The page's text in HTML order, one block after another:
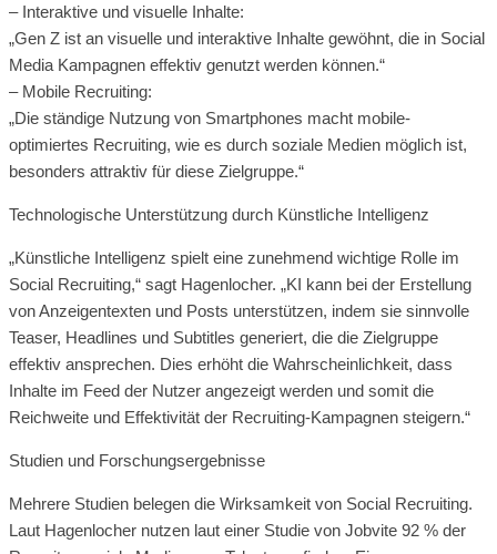
– Interaktive und visuelle Inhalte:
„Gen Z ist an visuelle und interaktive Inhalte gewöhnt, die in Social
Media Kampagnen effektiv genutzt werden können.“
– Mobile Recruiting:
„Die ständige Nutzung von Smartphones macht mobile-
optimiertes Recruiting, wie es durch soziale Medien möglich ist,
besonders attraktiv für diese Zielgruppe.“
Technologische Unterstützung durch Künstliche Intelligenz
„Künstliche Intelligenz spielt eine zunehmend wichtige Rolle im
Social Recruiting,“ sagt Hagenlocher. „KI kann bei der Erstellung
von Anzeigentexten und Posts unterstützen, indem sie sinnvolle
Teaser, Headlines und Subtitles generiert, die die Zielgruppe
effektiv ansprechen. Dies erhöht die Wahrscheinlichkeit, dass
Inhalte im Feed der Nutzer angezeigt werden und somit die
Reichweite und Effektivität der Recruiting-Kampagnen steigern.“
Studien und Forschungsergebnisse
Mehrere Studien belegen die Wirksamkeit von Social Recruiting.
Laut Hagenlocher nutzen laut einer Studie von Jobvite 92 % der